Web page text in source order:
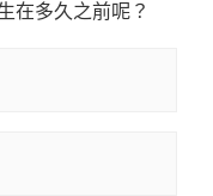
在多久之前呢？